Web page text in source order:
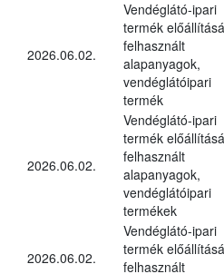
2026.06.02.
Vendéglátó-ipari
termék
felhasznált
alapanyagok,
vendéglátóipari
termék
2026.06.02.
Vendéglátó-ipari
termék
felhasznált
alapanyagok,
vendéglátóipari
termékek
2026.06.02.
Vendéglátó-ipari
termék
felhasznált